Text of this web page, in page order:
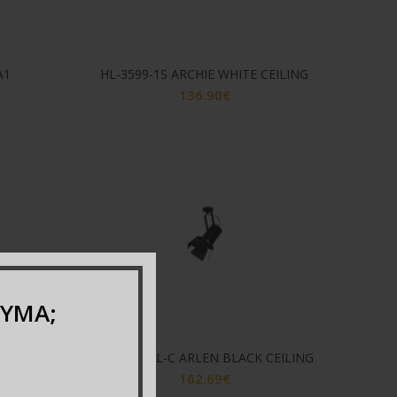
HL-3599-1S ARCHIE WHITE CEILING
136.90€
HL-3600-1L-C ARLEN BLACK CEILING
162.69€